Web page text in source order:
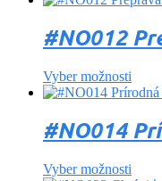
#NO012
Vyber možnosti
#NO014
Vyber možnosti